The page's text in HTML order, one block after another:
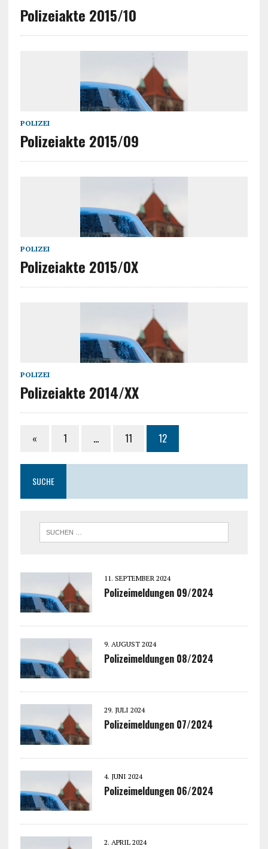
Polizeiakte 2015/10
POLIZEI
Polizeiakte 2015/09
POLIZEI
Polizeiakte 2015/0X
POLIZEI
Polizeiakte 2014/XX
« 1 … 11 12
SUCHE
11. SEPTEMBER 2024
Polizeimeldungen 09/2024
9. AUGUST 2024
Polizeimeldungen 08/2024
29. JULI 2024
Polizeimeldungen 07/2024
4. JUNI 2024
Polizeimeldungen 06/2024
2. APRIL 2024